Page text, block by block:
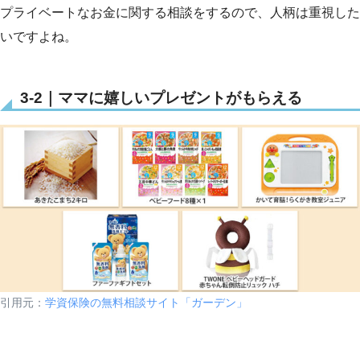
プライベートなお金に関する相談をするので、人柄は重視した
いですよね。
3-2｜ママに嬉しいプレゼントがもらえる
引用元： 学資保険の無料相談サイト「ガーデン」